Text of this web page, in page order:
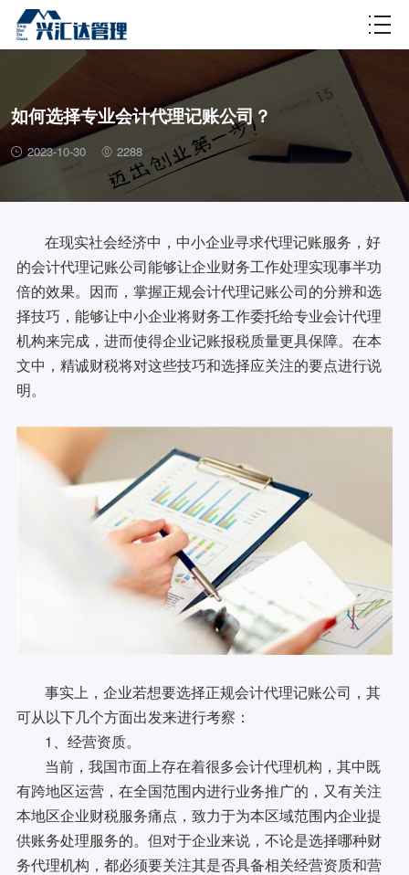
财税百科
如何选择专业会计代理记账公司？
2023-10-30 2288
在现实社会经济中，中小企业寻求代理记账服务，好
的会计代理记账公司能够让企业财务工作处理实现事半功
倍的效果。因而，掌握正规会计代理记账公司的分辨和选
择技巧，能够让中小企业将财务工作委托给专业会计代理
机构来完成，进而使得企业记账报税质量更具保障。在本
文中，精诚财税将对这些技巧和选择应关注的要点进行说
明。
事实上，企业若想要选择正规会计代理记账公司，其
可从以下几个方面出发来进行考察：
1、经营资质。
当前，我国市面上存在着很多会计代理机构，其中既
有跨地区运营，在全国范围内进行业务推广的，又有关注
本地区企业财税服务痛点，致力于为本区域范围内企业提
供账务处理服务的。但对于企业来说，不论是选择哪种财
务代理机构，都必须要关注其是否具备相关经营资质和营